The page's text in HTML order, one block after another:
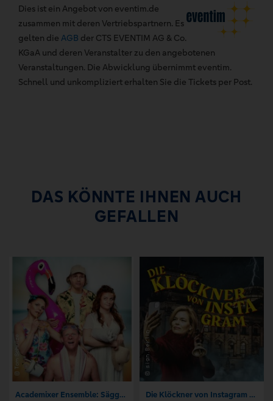
Dies ist ein Angebot von eventim.de
zusammen mit deren Vertriebspartnern. Es
gelten die AGB der CTS EVENTIM AG & Co.
KGaA und deren Veranstalter zu den angebotenen
Veranstaltungen. Die Abwicklung übernimmt eventim.
Schnell und unkompliziert erhalten Sie die Tickets per Post.
DAS KÖNNTE IHNEN AUCH
GEFALLEN
Academixer Ensemble: Säggs'sch on the Beach Die Klöckner von Instagram - Kabarett Distel